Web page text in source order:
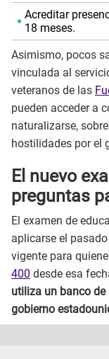
Acreditar
18 meses.
Asimismo, pocos
vinculada al
veteranos de las
pueden acceder a
naturalizarse,
hostilidades por el
El nuevo
preguntas
El examen de
aplicarse el
vigente para
400 desde esa
utiliza un banco
gobierno